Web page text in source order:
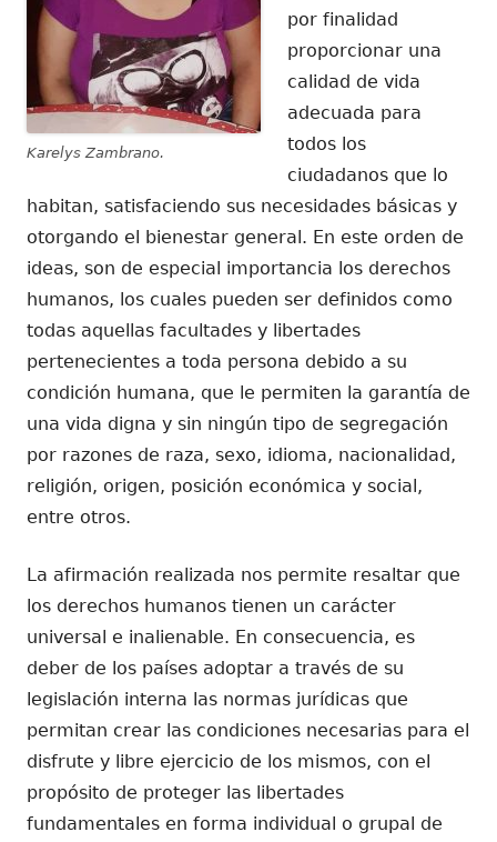
Karelys Zambrano.
por finalidad
proporcionar una
calidad de vida
adecuada para
todos los
ciudadanos que lo
habitan, satisfaciendo sus necesidades básicas y
otorgando el bienestar general. En este orden de
ideas, son de especial importancia los derechos
humanos, los cuales pueden ser definidos como
todas aquellas facultades y libertades
pertenecientes a toda persona debido a su
condición humana, que le permiten la garantía de
una vida digna y sin ningún tipo de segregación
por razones de raza, sexo, idioma, nacionalidad,
religión, origen, posición económica y social,
entre otros.
La afirmación realizada nos permite resaltar que
los derechos humanos tienen un carácter
universal e inalienable. En consecuencia, es
deber de los países adoptar a través de su
legislación interna las normas jurídicas que
permitan crear las condiciones necesarias para el
disfrute y libre ejercicio de los mismos, con el
propósito de proteger las libertades
fundamentales en forma individual o grupal de